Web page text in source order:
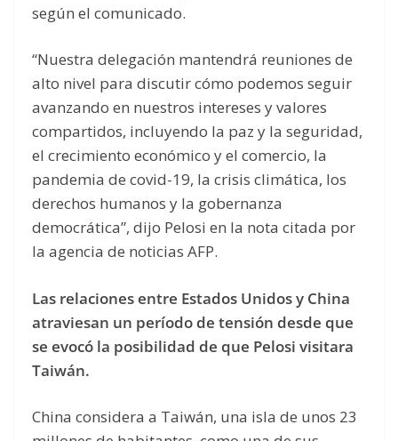
según el comunicado.
“Nuestra delegación mantendrá reuniones de
alto nivel para discutir cómo podemos seguir
avanzando en nuestros intereses y valores
compartidos, incluyendo la paz y la seguridad,
el crecimiento económico y el comercio, la
pandemia de covid-19, la crisis climática, los
derechos humanos y la gobernanza
democrática”, dijo Pelosi en la nota citada por
la agencia de noticias AFP.
Las relaciones entre Estados Unidos y China
atraviesan un período de tensión desde que
se evocó la posibilidad de que Pelosi visitara
Taiwán.
China considera a Taiwán, una isla de unos 23